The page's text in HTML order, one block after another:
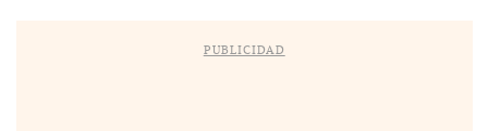
PUBLICIDAD